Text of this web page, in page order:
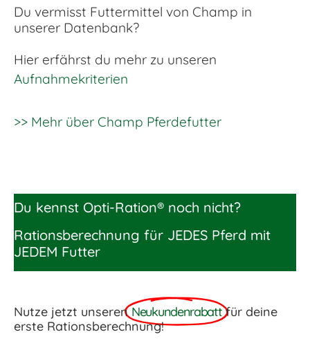
Du vermisst Futtermittel von Champ in
unserer Datenbank?
Hier erfährst du mehr zu unseren
Aufnahmekriterien
>> Mehr über Champ Pferdefutter
Du kennst Opti-Ration® noch nicht?
Rationsberechnung für JEDES Pferd mit
JEDEM Futter
Nutze jetzt unseren Neukundenrabatt für deine
erste Rationsberechnung!